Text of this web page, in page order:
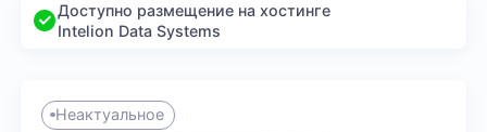
Доступно размещение на хостинге
Intelion Data Systems
Неактуальное